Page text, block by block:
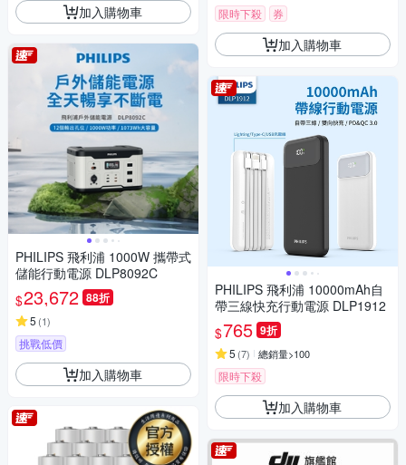
加入購物車
PHILIPS 飛利浦 1000W 攜帶式
儲能行動電源 DLP8092C
$23,672 88折
5 (1)
挑戰低價
加入購物車
限時下殺 券
加入購物車
PHILIPS 飛利浦 10000mAh自
帶三線快充行動電源 DLP1912
$765 9折
5 (7) 總銷量>100
限時下殺
加入購物車